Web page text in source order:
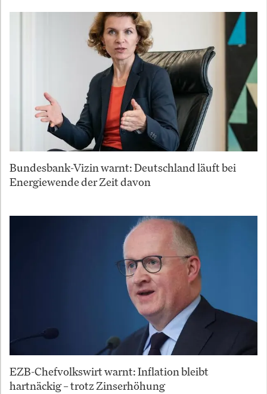
Bundesbank-Vizin warnt: Deutschland läuft bei
Energiewende der Zeit davon
EZB-Chefvolkswirt warnt: Inflation bleibt
hartnäckig – trotz Zinserhöhung